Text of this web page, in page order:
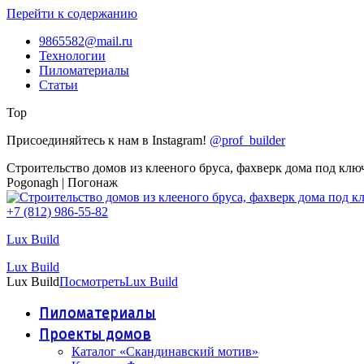
Перейти к содержанию
9865582@mail.ru
Технологии
Пиломатериалы
Статьи
Top
Присоединяйтесь к нам в Instagram! @prof_builder
Строительство домов из клееного бруса, фахверк дома под
Pogonagh | Погонаж
+7 (812) 986-55-82
Lux Build
Lux Build
Lux BuildПосмотретьLux Build
Пиломатериалы
Проекты домов
Каталог «Скандинавский мотив»